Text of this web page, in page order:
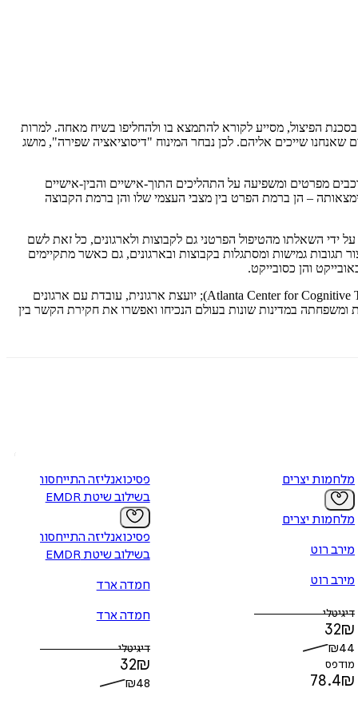
הפיצול, מסייע לקורא להתמצא בו ולהחליפו בשיח מאחה. למרות
שאנחנו שייכים אליהם. לכן נבחר המינוח "דיסוציאציה שפירה", מושג
מפרטים ומשפיעה על התהליכים התוך-אישיים והבין-אישיים
– הן ברמת הפרט בין מצבי העצמי שלו והן ברמת הקבוצה
השאלתו מהטיפול הפרטני גם לקבוצות ולארגונים, כל זאת לשם
תגובות גמישות ומסתגלות בקבוצות ובארגונים, גם כאשר מתקיימים
והן כסובייקט.
דוקטורט בפסיכולוגיה (Psy.D) מבית הספר המקצועי לפסיכולוגיה בקליפורניה (PSP); היא בוגרת התוכנית לטיפול קוגניטיבי באטלנטה (Atlanta Center for Cognitive Therapy); יועצת ארגונית, עובדת עם ארגונים
ומשפחתה במדינות שונות בעולם הנכיחו ואפשרו את חקירת הקשר בין
מלחמות יצרים
מלחמות יצרים
מירב רוט
מירב רוט
דיגיטלי
32₪
₪44
מודפס
78.4₪
פסיכואנליזה התייחסותית
בשילוב שיטת EMDR
פסיכואנליזה התייחסותית
בשילוב שיטת EMDR
חמדה ארד
חמדה ארד
דיגיטלי
32₪
₪48